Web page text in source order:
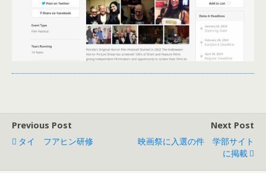
Previous Post
タイ フアヒン研修
Next Post
映画祭に入選の件 学部サイト
に掲載